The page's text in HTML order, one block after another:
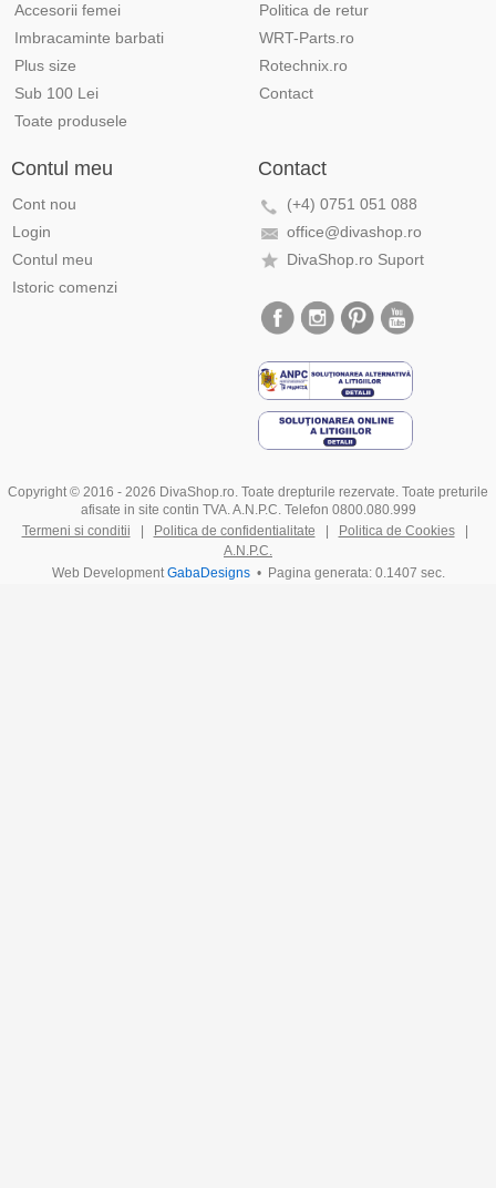
Accesorii femei
Imbracaminte barbati
Plus size
Sub 100 Lei
Toate produsele
Politica de retur
WRT-Parts.ro
Rotechnix.ro
Contact
Contul meu
Cont nou
Login
Contul meu
Istoric comenzi
Contact
(+4) 0751 051 088
office@divashop.ro
DivaShop.ro Suport
Copyright © 2016 - 2026 DivaShop.ro. Toate drepturile rezervate. Toate preturile
afisate in site contin TVA. A.N.P.C. Telefon 0800.080.999
Termeni si conditii
Politica de confidentialitate Politica de Cookies
A.N.P.C.
Web DevelopmentGabaDesigns• Pagina generata: 0.1407 sec.